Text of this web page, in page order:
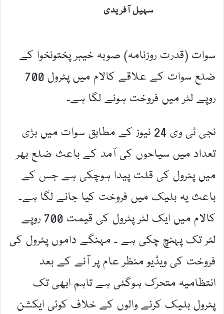
سہیل آفریدی
سوات (قدرت روزنامہ) صوبہ خیبر پختونخوا کے
ضلع سوات کے علاقے کالام میں پٹرول 700
روپے لٹر میں فروخت ہونے لگا ہے۔
نجی ٹی وی 24 نیوز کے مطابق سوات میں بڑی
تعداد میں سیاحوں کی آمد کے باعث ضلع بھر
میں پٹرول کی قلت پیدا ہوچکی ہے جس کے
باعث یہ بلیک میں فروخت کیا جانے لگا ہے۔
کالام میں ایک لٹر پٹرول کی قیمت 700 روپے
لٹر تک پہنچ چکی ہے ۔ مہنگے داموں پٹرول کی
فروخت کی ویڈیو منظر عام پر آنے کے بعد
انتظامیہ متحرک ہوگئی ہے تاہم ابھی تک
پٹرول بلیک کرنے والوں کے خلاف کوئی ایکشن